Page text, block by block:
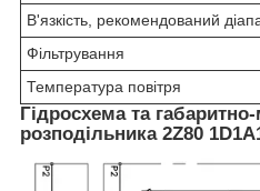
В'язкість, рекомендований
Фільтрування
Температура повітря
Гідросхема та
розподільника 2Z80